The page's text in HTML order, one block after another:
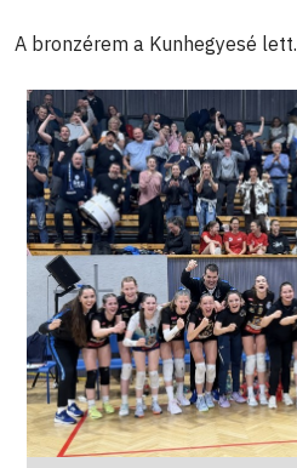
A bronzérem a Kunhegyesé lett.